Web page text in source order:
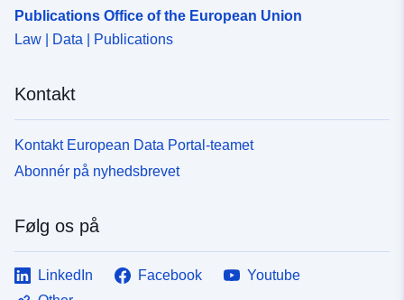
Publications Office of the European Union
Law | Data | Publications
Kontakt
Kontakt European Data Portal-teamet
Abonnér på nyhedsbrevet
Følg os på
LinkedIn Facebook
Youtube